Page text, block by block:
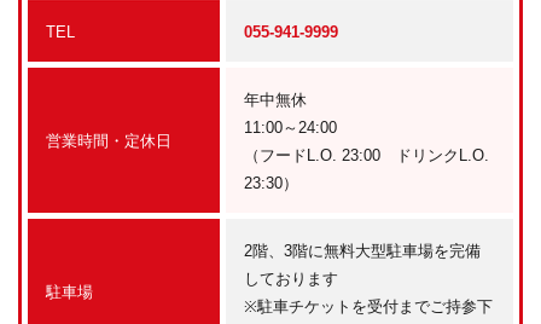
TEL 055-941-9999
営業時間・定休日
年中無休
11:00～24:00
（フードL.O. 23:00 ドリンクL.O.
23:30）
駐車場
2階、3階に無料大型駐車場を完備
しております
※駐車チケットを受付までご持参下